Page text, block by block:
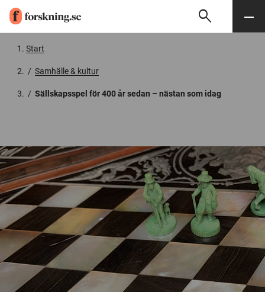
Söksearch Meny
Start
/ Samhälle & kultur
/ Sällskapsspel för 400 år sedan – nästan som idag